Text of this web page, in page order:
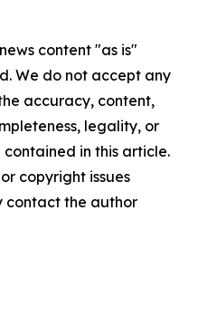
content "as is"
We do not accept any
accuracy, content,
legality, or
in this article.
copyright issues
contact the author